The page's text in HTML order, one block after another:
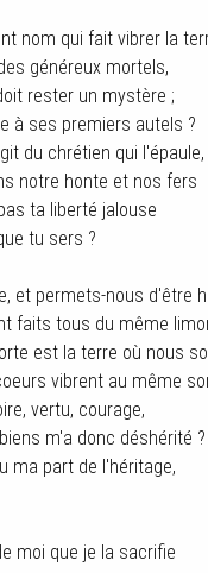
nom qui fait vibrer la
généreux mortels,
rester un mystère ;
à ses premiers autels ?
du chrétien qui l'épaule,
notre honte et nos fers
ta liberté jalouse
tu sers ?
et permets-nous d'être
faits tous du même
est la terre où nous
vibrent au même
vertu, courage,
m'a donc déshérité ?
ma part de l'héritage,
moi que je la sacrifie